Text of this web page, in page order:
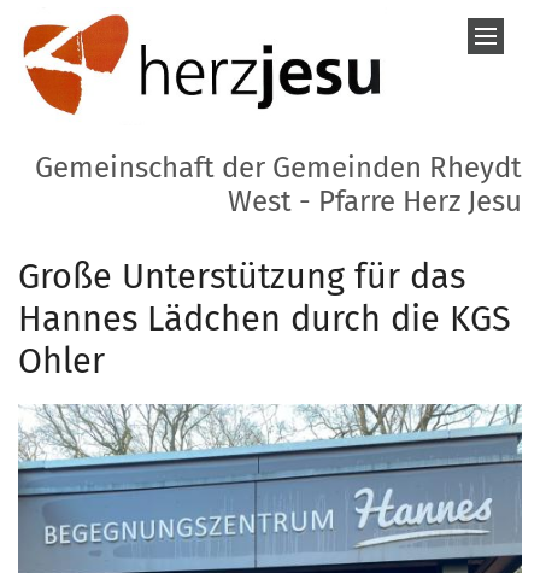
Zum Inhalt springen
Gemeinschaft der Gemeinden Rheydt
West - Pfarre Herz Jesu
Große Unterstützung für das
Hannes Lädchen durch die KGS
Ohler